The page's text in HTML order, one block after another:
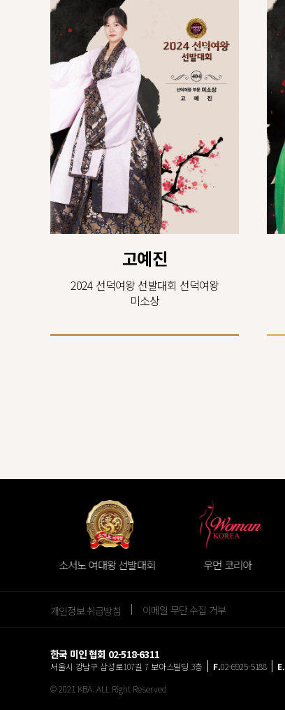
고예진
2024 선덕여왕 선발대회 선덕여왕
미소상
소서노 여대왕 선발대회 우먼 코리아
개인정보 취급방침 이메일 무단 수집 거부
한국 미인 협회 02-518-6311
서울시 강남구 삼성로107길 7 보아스빌딩 3층 02-6925-5188
© 2021 KBA. ALL Right Reserved